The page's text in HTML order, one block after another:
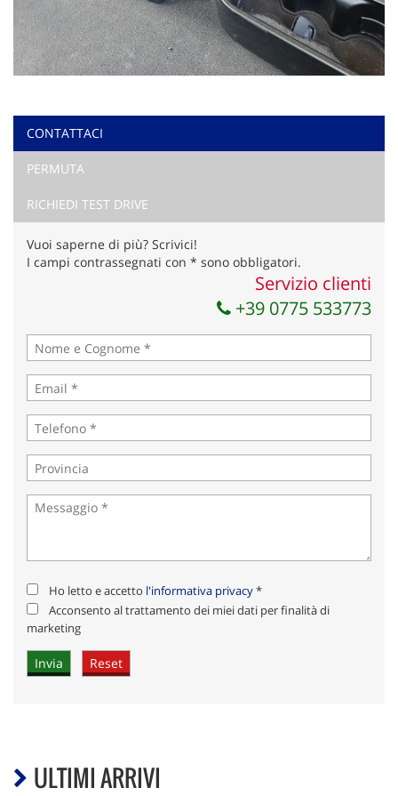
CONTATTACI
PERMUTA
RICHIEDI TEST DRIVE
Vuoi saperne di più? Scrivici!
I campi contrassegnati con * sono obbligatori.
Servizio clienti
+39 0775 533773
Ho letto e accetto l'informativa privacy*
Acconsento al trattamento dei miei dati per finalità di
marketing
ULTIMI ARRIVI